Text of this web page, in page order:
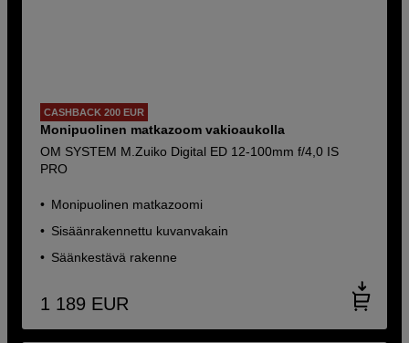
CASHBACK 200 EUR
Monipuolinen matkazoom vakioaukolla
OM SYSTEM M.Zuiko Digital ED 12-100mm f/4,0 IS
PRO
Monipuolinen matkazoomi
Sisäänrakennettu kuvanvakain
Säänkestävä rakenne
1 189 EUR